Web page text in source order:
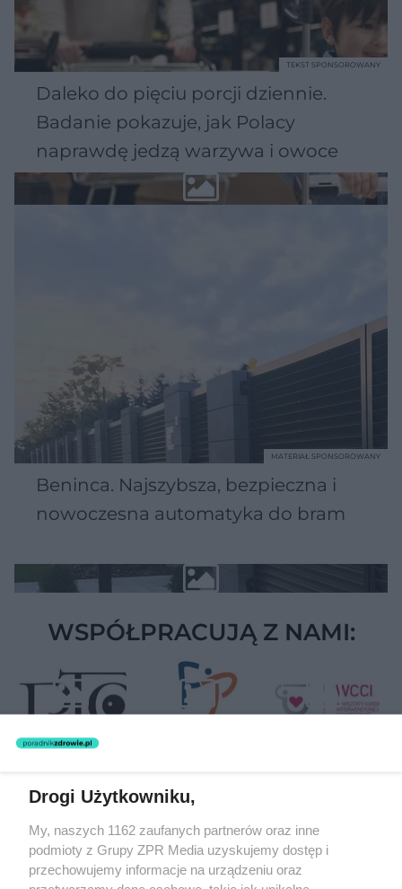
Daleko do pięciu porcji dziennie.
Badanie pokazuje, jak Polacy
naprawdę jedzą warzywa i owoce
TEKST SPONSOROWANY
Beninca. Najszybsza, bezpieczna i
nowoczesna automatyka do bram
MATERIAŁ SPONSOROWANY
WSPÓŁPRACUJĄ Z NAMI:
Żaden utwór zamieszczony w serwisie nie może być powielany i
rozpowszechniany lub dalej rozpowszechniany w jakikolwiek sposób
(w tym także elektroniczny lub mechaniczny) na jakimkolwiek polu
eksploatacji w jakiejkolwiek formie, włącznie z umieszczaniem w
Internecie bez pisemnej zgody właściciela praw. Jakiekolwiek użycie
Drogi Użytkowniku,
My, naszych 1162 zaufanych partnerów oraz inne
podmioty z Grupy ZPR Media uzyskujemy dostęp i
przechowujemy informacje na urządzeniu oraz